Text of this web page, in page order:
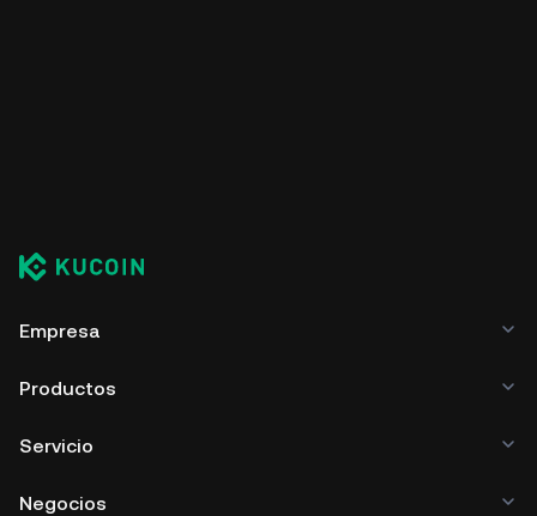
Empresa
Productos
Servicio
Negocios